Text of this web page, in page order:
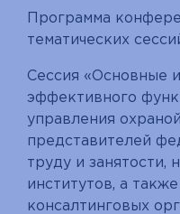
Программа
тематических
Сессия «Основные
эффективного
управления
представителей
труду и занятости,
институтов, а
консалтинговых